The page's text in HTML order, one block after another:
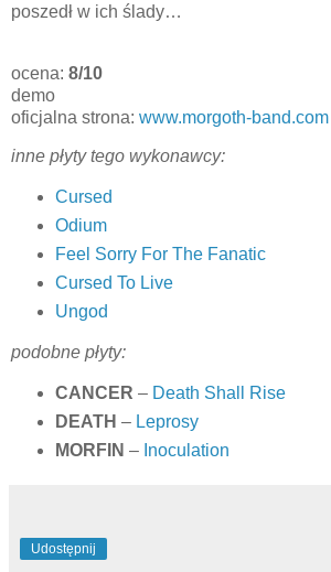
poszedł w ich ślady…
ocena: 8/10
demo
oficjalna strona: www.morgoth-band.com
inne płyty tego wykonawcy:
Cursed
Odium
Feel Sorry For The Fanatic
Cursed To Live
Ungod
podobne płyty:
CANCER – Death Shall Rise
DEATH – Leprosy
MORFIN – Inoculation
Udostępnij